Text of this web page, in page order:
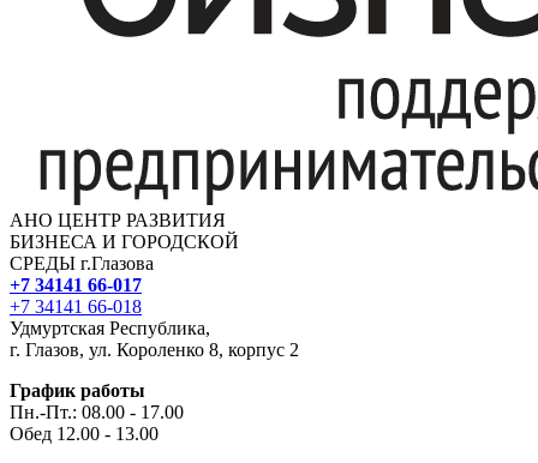
АНО ЦЕНТР РАЗВИТИЯ
БИЗНЕСА И ГОРОДСКОЙ
СРЕДЫ г.Глазова
+7 34141 66-017
+7 34141 66-018
Удмуртская Республика,
г. Глазов, ул. Короленко 8, корпус 2
График работы
Пн.-Пт.: 08.00 - 17.00
Обед 12.00 - 13.00